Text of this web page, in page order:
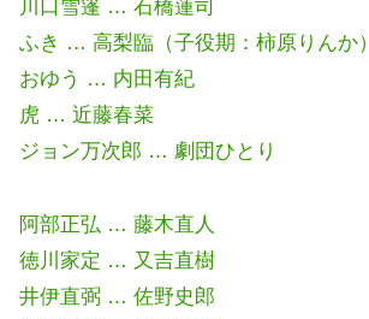
川口雪篷 … 石橋蓮司
ふき … 高梨臨（子役期：柿原りんか）
おゆう … 内田有紀
虎 … 近藤春菜
ジョン万次郎 … 劇団ひとり
阿部正弘 … 藤木直人
徳川家定 … 又吉直樹
井伊直弼 … 佐野史郎